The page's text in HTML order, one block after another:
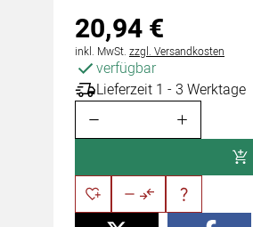
20,94€
Steuerhinweis:
inkl. MwSt. zzgl. Versandkosten
verfügbar
Lieferzeit 1 - 3 Werktage